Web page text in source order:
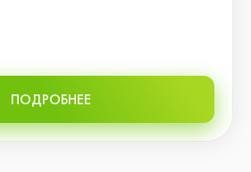
ПОДРОБНЕЕ